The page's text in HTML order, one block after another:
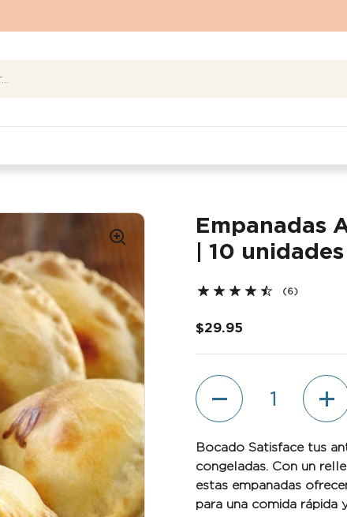
Empanadas
| 10 unidades
(6)
$29.95
Cantidad
Bocado Satisface tus
congeladas. Con un
estas empanadas
para una comida rápida